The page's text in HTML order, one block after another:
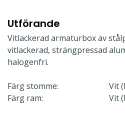
Utförande
Vitlackerad armaturbox av
vitlackerad, strängpressad
halogenfri.
Färg stomme:
Vit
Färg ram:
Vit